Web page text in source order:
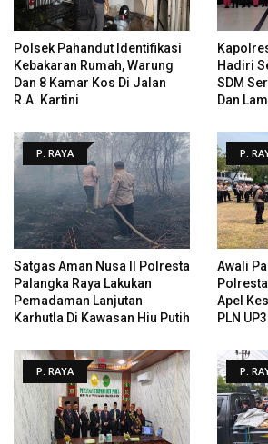
Polsek Pahandut Identifikasi
Kebakaran Rumah, Warung
Dan 8 Kamar Kos Di Jalan
R.A. Kartini
Hadiri
SDM
Dan
P. RAYA
Satgas Aman Nusa II Polresta
Palangka Raya Lakukan
Pemadaman Lanjutan
Karhutla Di Kawasan Hiu Putih
P.
Awali
Apel
PLN UP3
P. RAYA P.